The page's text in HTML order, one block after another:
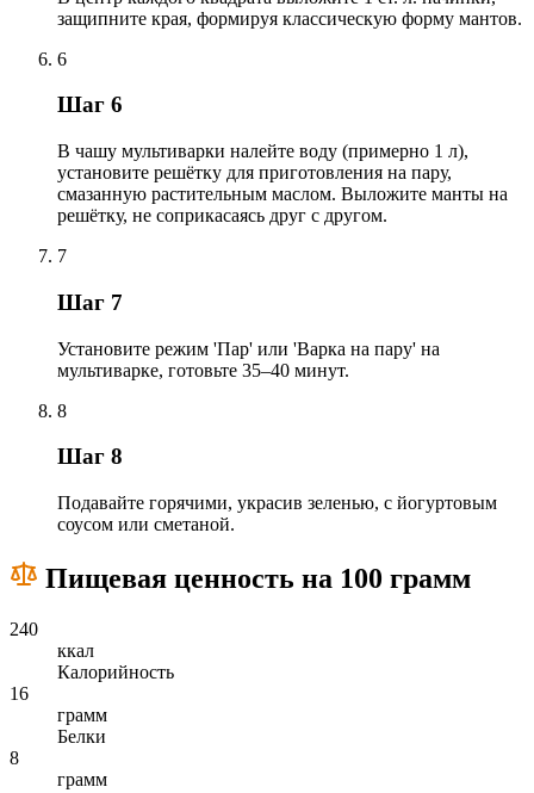
защипните края, формируя классическую форму мантов.
6
Шаг 6
В чашу мультиварки налейте воду (примерно 1 л),
установите решётку для приготовления на пару,
смазанную растительным маслом. Выложите манты на
решётку, не соприкасаясь друг с другом.
7
Шаг 7
Установите режим 'Пар' или 'Варка на пару' на
мультиварке, готовьте 35–40 минут.
8
Шаг 8
Подавайте горячими, украсив зеленью, с йогуртовым
соусом или сметаной.
Пищевая ценность на 100 грамм
240
ккал
Калорийность
16
грамм
Белки
8
грамм